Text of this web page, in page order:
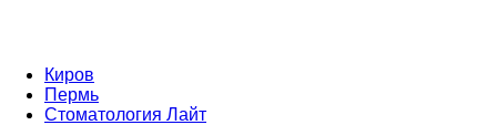
Киров
Пермь
Стоматология Лайт